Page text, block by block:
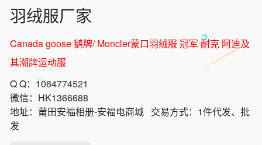
羽绒服厂家
Canada goose 鹅牌/ Moncler蒙口羽绒服 冠军 耐克 阿迪及
其潮牌运动服
Q Q： 1064774521
微信： HK1366688
地址： 莆田安福相册-安福电商城 交易方式： 1件代发、批
发